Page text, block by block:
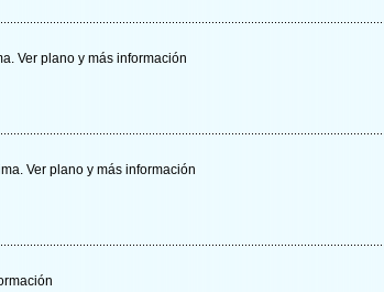
Ver plano y más información
Ver plano y más información